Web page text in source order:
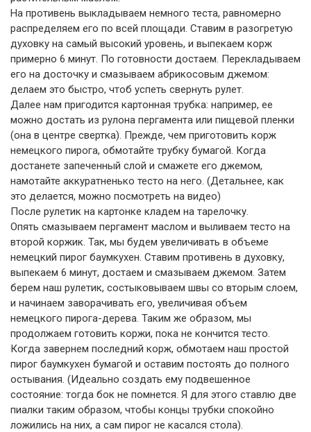
На противень выкладываем немного теста, равномерно
распределяем его по всей площади. Ставим в разогретую
духовку на самый высокий уровень, и выпекаем корж
примерно 6 минут. По готовности достаем. Перекладываем
его на досточку и смазываем абрикосовым джемом:
делаем это быстро, чтоб успеть свернуть рулет.
Далее нам пригодится картонная трубка: например, ее
можно достать из рулона пергамента или пищевой пленки
(она в центре свертка). Прежде, чем приготовить корж
немецкого пирога, обмотайте трубку бумагой. Когда
достанете запеченный слой и смажете его джемом,
намотайте аккуратненько тесто на него. (Детальнее, как
это делается, можно посмотреть на видео)
После рулетик на картонке кладем на тарелочку.
Опять смазываем пергамент маслом и выливаем тесто на
второй коржик. Так, мы будем увеличивать в объеме
немецкий пирог баумкухен. Ставим противень в духовку,
выпекаем 6 минут, достаем и смазываем джемом. Затем
берем наш рулетик, состыковываем швы со вторым слоем,
и начинаем заворачивать его, увеличивая объем
немецкого пирога-дерева. Таким же образом, мы
продолжаем готовить коржи, пока не кончится тесто.
Когда завернем последний корж, обмотаем наш простой
пирог баумкухен бумагой и оставим постоять до полного
остывания. (Идеально создать ему подвешенное
состояние: тогда бок не помнется. Я для этого ставлю две
пиалки таким образом, чтобы концы трубки спокойно
ложились на них, а сам пирог не касался стола).